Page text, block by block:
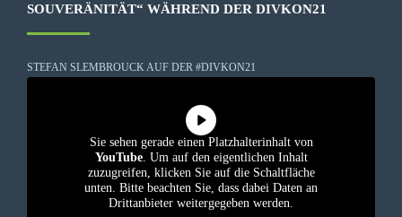
SOUVERÄNITÄT“ WÄHREND DER DIVKON21
STEFAN SLEMBROUCK AUF DER #DIVKON21
Sie sehen gerade einen Platzhalterinhalt von
YouTube. Um auf den eigentlichen Inhalt
zuzugreifen, klicken Sie auf die Schaltfläche
unten. Bitte beachten Sie, dass dabei Daten an
Drittanbieter weitergegeben werden.